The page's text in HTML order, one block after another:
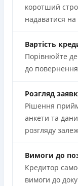
коротший
надаватися на
Вартість
Порівнюйте
до повернення
Розгляд
Рішення
анкети та
розгляду
Вимоги до
Кредитор
вимоги до